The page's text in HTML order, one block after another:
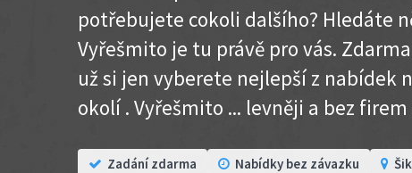
potřebujete cokoli dalšího? Hledáte
Vyřešmito je tu právě pro vás.
už si jen vyberete nejlepší z nabídek
okolí . Vyřešmito ... levněji a bez firem
Zadání zdarma Nabídky bez závazku